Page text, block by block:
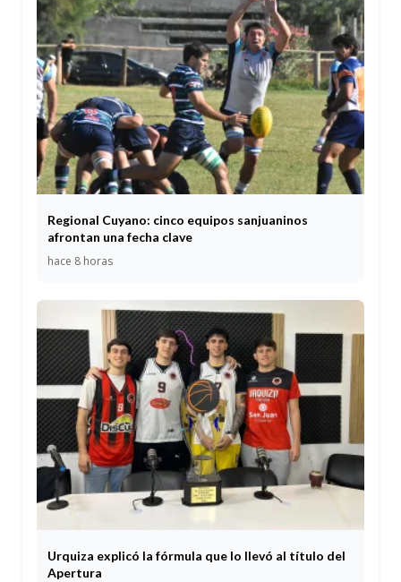
Regional Cuyano: cinco equipos sanjuaninos
afrontan una fecha clave
hace 8 horas
Urquiza explicó la fórmula que lo llevó al título del
Apertura